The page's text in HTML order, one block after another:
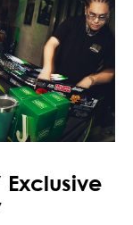
Exclusive